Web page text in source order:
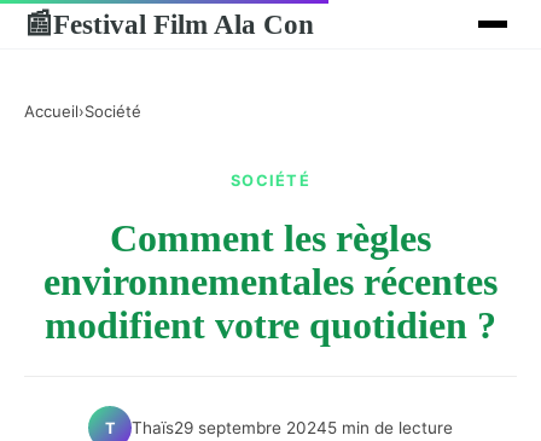
📰Festival Film Ala Con
Accueil›Société
SOCIÉTÉ
Comment les règles
environnementales récentes
modifient votre quotidien ?
T Thaïs29 septembre 20245 min de lecture